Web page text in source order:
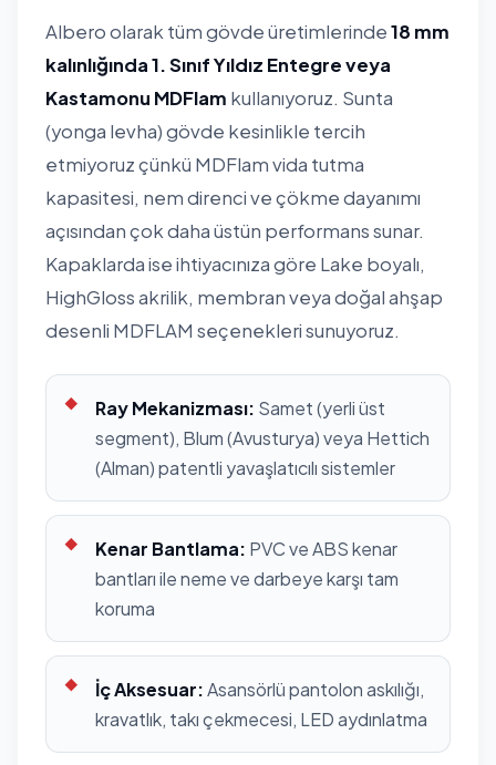
Albero olarak tüm gövde üretimlerinde18 mm
kalınlığında 1. Sınıf Yıldız Entegre veya
Kastamonu MDFlam kullanıyoruz. Sunta
(yonga levha) gövde kesinlikle tercih
etmiyoruz çünkü MDFlam vida tutma
kapasitesi, nem direnci ve çökme dayanımı
açısından çok daha üstün performans sunar.
Kapaklarda ise ihtiyacınıza göre Lake boyalı,
HighGloss akrilik, membran veya doğal ahşap
desenli MDFLAM seçenekleri sunuyoruz.
Ray Mekanizması: Samet (yerli üst
segment), Blum (Avusturya) veya Hettich
(Alman) patentli yavaşlatıcılı sistemler
Kenar Bantlama: PVC ve ABS kenar
bantları ile neme ve darbeye karşı tam
koruma
İç Aksesuar:Asansörlü pantolon askılığı,
kravatlık, takı çekmecesi, LED aydınlatma